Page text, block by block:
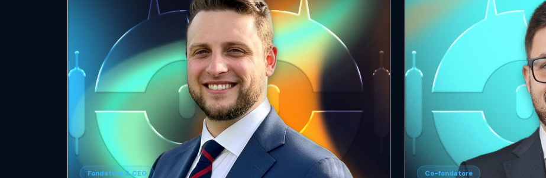
Fondatore & CEO Co-fondatore